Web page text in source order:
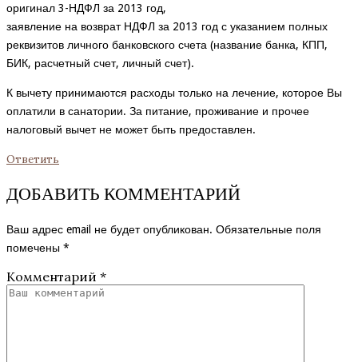
оригинал 3-НДФЛ за 2013 год,
заявление на возврат НДФЛ за 2013 год с указанием полных
реквизитов личного банковского счета (название банка, КПП,
БИК, расчетный счет, личный счет).
К вычету принимаются расходы только на лечение, которое Вы
оплатили в санатории. За питание, проживание и прочее
налоговый вычет не может быть предоставлен.
Ответить
ДОБАВИТЬ КОММЕНТАРИЙ
Ваш адрес email не будет опубликован. Обязательные поля
помечены *
Комментарий *